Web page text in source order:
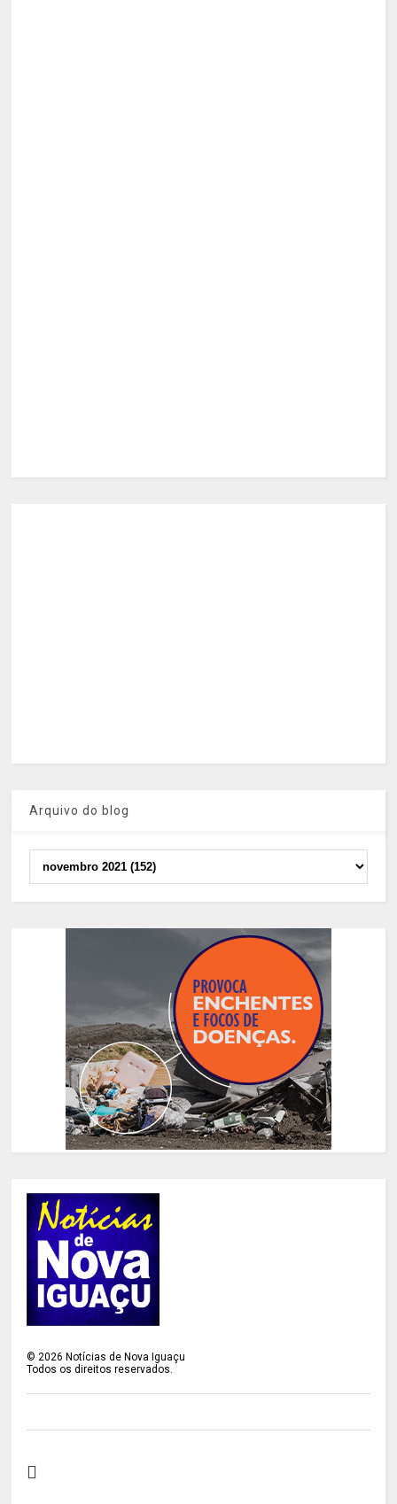
Arquivo do blog
©2026 Notícias de Nova Iguaçu
Todos os direitos reservados.